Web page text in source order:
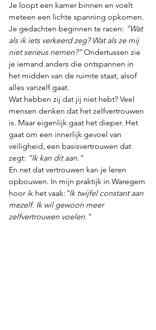
Je loopt een kamer binnen en voelt
meteen een lichte spanning opkomen.
Je gedachten beginnen te racen: “Wat
als ik iets verkeerd zeg? Wat als ze mij
niet serieus nemen?” Ondertussen zie
je iemand anders die ontspannen in
het midden van de ruimte staat, alsof
alles vanzelf gaat.
Wat hebben zij dat jij niet hebt? Veel
mensen denken dat het zelfvertrouwen
is. Maar eigenlijk gaat het dieper. Het
gaat om een innerlijk gevoel van
veiligheid, een basisvertrouwen dat
zegt: “Ik kan dit aan.”
En net dat vertrouwen kan je leren
opbouwen. In mijn praktijk in Waregem
hoor ik het vaak: "Ik twijfel constant aan
mezelf. Ik wil gewoon meer
zelfvertrouwen voelen."